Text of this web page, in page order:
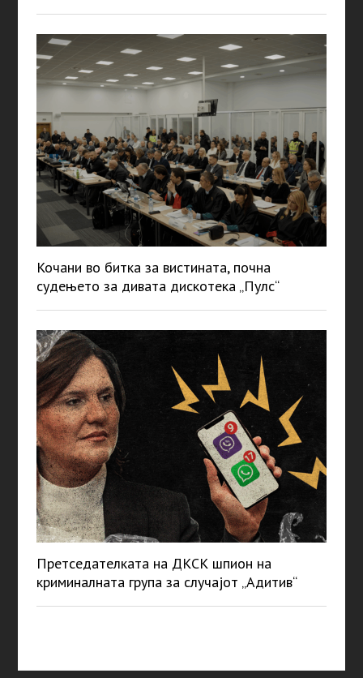
Кочани во битка за вистината, почна
судењето за дивата дискотека „Пулс“
Претседателката на ДКСК шпион на
криминалната група за случајот „Адитив“